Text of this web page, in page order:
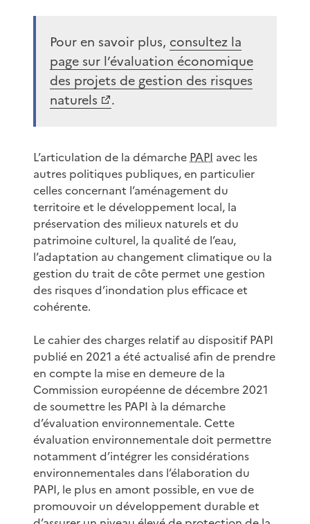
Pour en savoir plus, consultez la
page sur l’évaluation économique
des projets de gestion des risques
naturels
.
L’articulation de la démarche PAPI avec les
autres politiques publiques, en particulier
celles concernant l’aménagement du
territoire et le développement local, la
préservation des milieux naturels et du
patrimoine culturel, la qualité de l’eau,
l’adaptation au changement climatique ou la
gestion du trait de côte permet une gestion
des risques d’inondation plus efficace et
cohérente.
Le cahier des charges relatif au dispositif PAPI
publié en 2021 a été actualisé afin de prendre
en compte la mise en demeure de la
Commission européenne de décembre 2021
de soumettre les PAPI à la démarche
d’évaluation environnementale. Cette
évaluation environnementale doit permettre
notamment d’intégrer les considérations
environnementales dans l’élaboration du
PAPI, le plus en amont possible, en vue de
promouvoir un développement durable et